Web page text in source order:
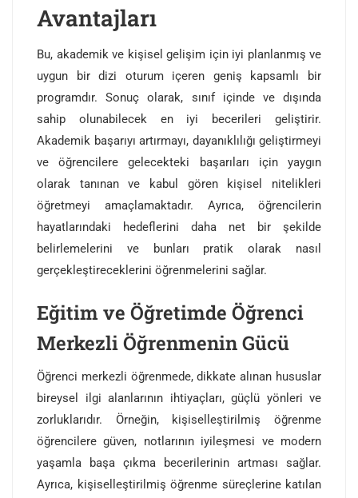
Avantajları
Bu, akademik ve kişisel gelişim için iyi planlanmış ve
uygun bir dizi oturum içeren geniş kapsamlı bir
programdır. Sonuç olarak, sınıf içinde ve dışında
sahip olunabilecek en iyi becerileri geliştirir.
Akademik başarıyı artırmayı, dayanıklılığı geliştirmeyi
ve öğrencilere gelecekteki başarıları için yaygın
olarak tanınan ve kabul gören kişisel nitelikleri
öğretmeyi amaçlamaktadır. Ayrıca, öğrencilerin
hayatlarındaki hedeflerini daha net bir şekilde
belirlemelerini ve bunları pratik olarak nasıl
gerçekleştireceklerini öğrenmelerini sağlar.
Eğitim ve Öğretimde Öğrenci
Merkezli Öğrenmenin Gücü
Öğrenci merkezli öğrenmede, dikkate alınan hususlar
bireysel ilgi alanlarının ihtiyaçları, güçlü yönleri ve
zorluklarıdır. Örneğin, kişiselleştirilmiş öğrenme
öğrencilere güven, notlarının iyileşmesi ve modern
yaşamla başa çıkma becerilerinin artması sağlar.
Ayrıca, kişiselleştirilmiş öğrenme süreçlerine katılan